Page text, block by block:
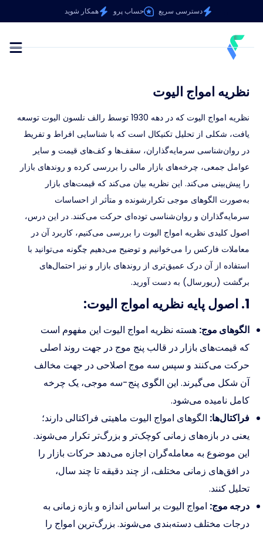
دسترسی سریع حساب پرو همکار شوید
نظریه امواج الیوت
نظریه امواج الیوت که در دهه 1930 توسط رالف نلسون الیوت توسعه
یافت، شکلی از تحلیل تکنیکال است که با شناسایی افراط‌ و تفریط
در روان‌شناسی سرمایه‌گذاران، سقف‌ها و کف‌های قیمت و سایر
عوامل جمعی، چرخه‌های بازار مالی را بررسی کرده و روندهای بازار
را پیش‌بینی می‌کند. این نظریه بیان می‌کند که قیمت‌های بازار
به‌صورت الگوهای موجی تکرارشونده و متأثر از احساسات
سرمایه‌گذاران و روان‌شناسی توده‌ای حرکت می‌کنند. در این درس،
اصول کلیدی نظریه امواج الیوت را بررسی می‌کنیم، کاربرد آن در
معاملات فارکس را می‌خوانیم و توضیح می‌دهیم چگونه می‌توانید با
استفاده از آن درک عمیق‌تری از روندهای بازار و نیز احتمال‌های
برگشت (ریورسال) به دست آورید.
1. اصول پایه نظریه امواج الیوت:
الگوهای موج: هسته نظریه امواج الیوت این مفهوم است
که قیمت‌های بازار در قالب پنج موج در جهت روند اصلی
حرکت می‌کنند و سپس سه موج اصلاحی در جهت مخالف
آن شکل می‌گیرند. این الگوی پنج-سه موجی، یک چرخه
کامل نامیده می‌شود.
فراکتال‌ها: الگوهای امواج الیوت ماهیتی فراکتالی دارند؛
یعنی در بازه‌های زمانی کوچک‌تر و بزرگ‌تر تکرار می‌شوند.
این موضوع به معامله‌گران اجازه می‌دهد حرکات بازار را
در افق‌های زمانی مختلف، از چند دقیقه تا چند سال،
تحلیل کنند.
درجه موج: امواج الیوت بر اساس اندازه و بازه زمانی به
درجات مختلف دسته‌بندی می‌شوند. بزرگ‌ترین امواج را